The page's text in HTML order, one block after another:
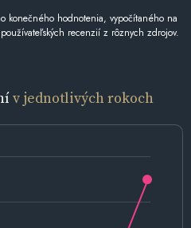
konečného hodnotenia, vypočítaného na
recenzií z rôznych zdrojov.
v jednotlivých rokoch